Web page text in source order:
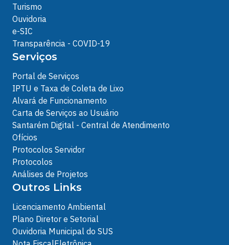
Turismo
Ouvidoria
e-SIC
Transparência - COVID-19
Serviços
Portal de Serviços
IPTU e Taxa de Coleta de Lixo
Alvará de Funcionamento
Carta de Serviços ao Usuário
Santarém Digital - Central de Atendimento
Ofícios
Protocolos Servidor
Protocolos
Análises de Projetos
Outros Links
Licenciamento Ambiental
Plano Diretor e Setorial
Ouvidoria Municipal do SUS